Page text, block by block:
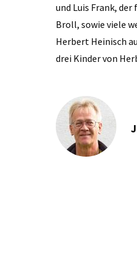
und Luis Frank,
Broll, sowie viele
Herbert Heinisch
drei Kinder von